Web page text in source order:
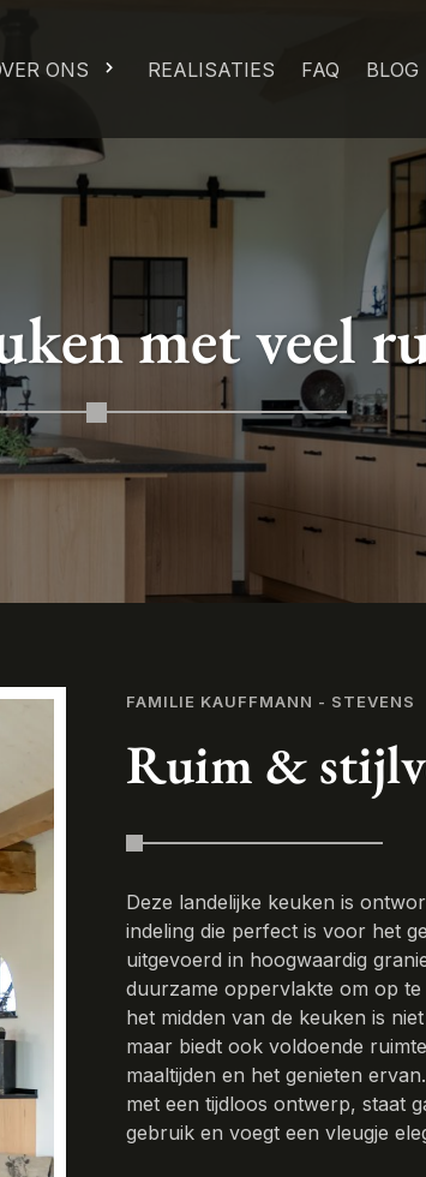
ONS REALISATIES FAQ BLOG
met veel
FAMILIE KAUFFMANN - STEVENS
Ruim &
Deze landelijke keuken is
indeling die perfect is voor het
uitgevoerd in hoogwaardig
duurzame oppervlakte om op
het midden van de keuken is
maar biedt ook voldoende
maaltijden en het genieten
met een tijdloos ontwerp, staat
gebruik en voegt een vleugje